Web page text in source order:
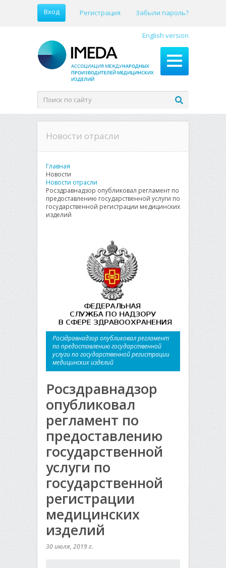
Вход Регистрация Забыли пароль?
English version
Новости отрасли
Главная
Новости
Новости отрасли
Росздравнадзор опубликовал регламент по
предоставлению государственной услуги по
государственной регистрации медицинских
изделий
Росздравнадзор опубликовал регламент
по предоставлению государственной
услуги по государственной регистрации
медицинских изделий
Росздравнадзор
опубликовал
регламент по
предоставлению
государственной
услуги по
государственной
регистрации
медицинских
изделий
30 июля, 2019 г.